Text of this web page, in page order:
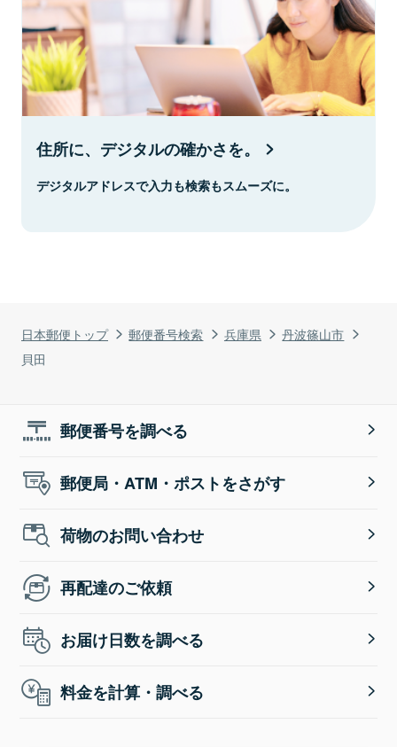
日本郵便トップ 郵便番号検索 兵庫県
丹波篠山市
貝田
住所に、デジタルの確かさを。
デジタルアドレスで入力も検索もスムーズに。
郵便番号を調べる
郵便局・ATM・ポストをさがす
荷物のお問い合わせ
再配達のご依頼
お届け日数を調べる
料金を計算・調べる